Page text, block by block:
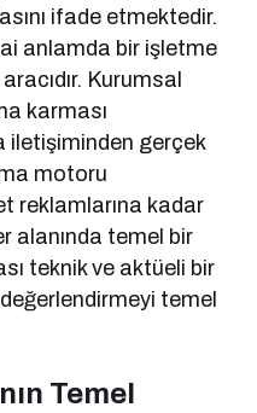
ifade etmektedir.
anlamda bir işletme
Kurumsal
karması
iletişiminden gerçek
motoru
reklamlarına kadar
alanında temel bir
teknik ve aktüeli bir
temel
Temel